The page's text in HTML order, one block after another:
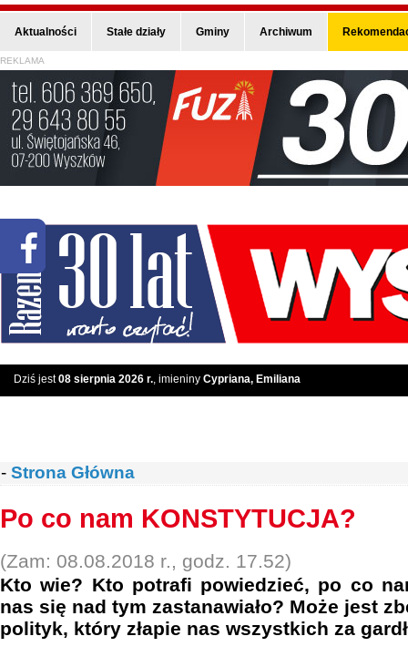
Aktualności Stałe działy Gminy Archiwum
REKLAMA
Dziś jest08 sierpnia 2026 r., imieniny Cypriana, Emiliana
- Strona Główna
Po co nam KONSTYTUCJA?
(Zam: 08.08.2018 r., godz. 17.52)
Kto wie? Kto potrafi powiedzieć, po co
nas się nad tym zastanawiało? Może jest
polityk, który złapie nas wszystkich za